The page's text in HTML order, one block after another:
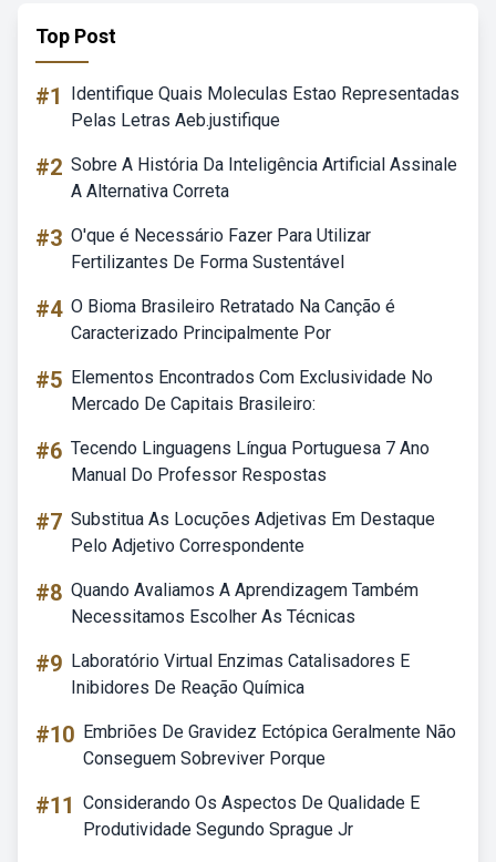
Top Post
#1
Identifique Quais Moleculas Estao Representadas
Pelas Letras Aeb.justifique
#2 Sobre A História Da Inteligência Artificial Assinale
A Alternativa Correta
#3 O'que é Necessário Fazer Para Utilizar
Fertilizantes De Forma Sustentável
#4 O Bioma Brasileiro Retratado Na Canção é
Caracterizado Principalmente Por
#5 Elementos Encontrados Com Exclusividade No
Mercado De Capitais Brasileiro:
#6 Tecendo Linguagens Língua Portuguesa 7 Ano
Manual Do Professor Respostas
#7 Substitua As Locuções Adjetivas Em Destaque
Pelo Adjetivo Correspondente
#8 Quando Avaliamos A Aprendizagem Também
Necessitamos Escolher As Técnicas
#9 Laboratório Virtual Enzimas Catalisadores E
Inibidores De Reação Química
#10 Embriões De Gravidez Ectópica Geralmente Não
Conseguem Sobreviver Porque
#11 Considerando Os Aspectos De Qualidade E
Produtividade Segundo Sprague Jr